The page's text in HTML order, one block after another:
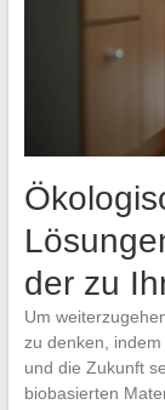
der zu
Um
zu denken,
und die Zukunft
biobasierten